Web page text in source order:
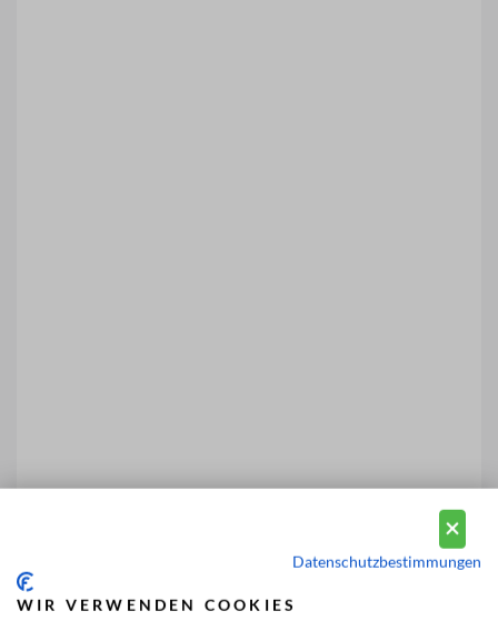
Datenschutzbestimmungen
WIR VERWENDEN COOKIES